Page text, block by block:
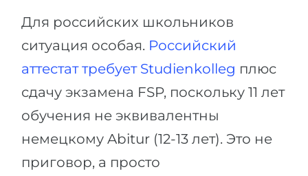
Для российских школьников
ситуация особая. Российский
аттестат требует Studienkolleg плюс
сдачу экзамена FSP, поскольку 11 лет
обучения не эквивалентны
немецкому Abitur (12-13 лет). Это не
приговор, а просто